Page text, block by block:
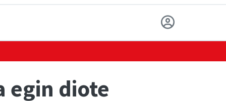
egin diote